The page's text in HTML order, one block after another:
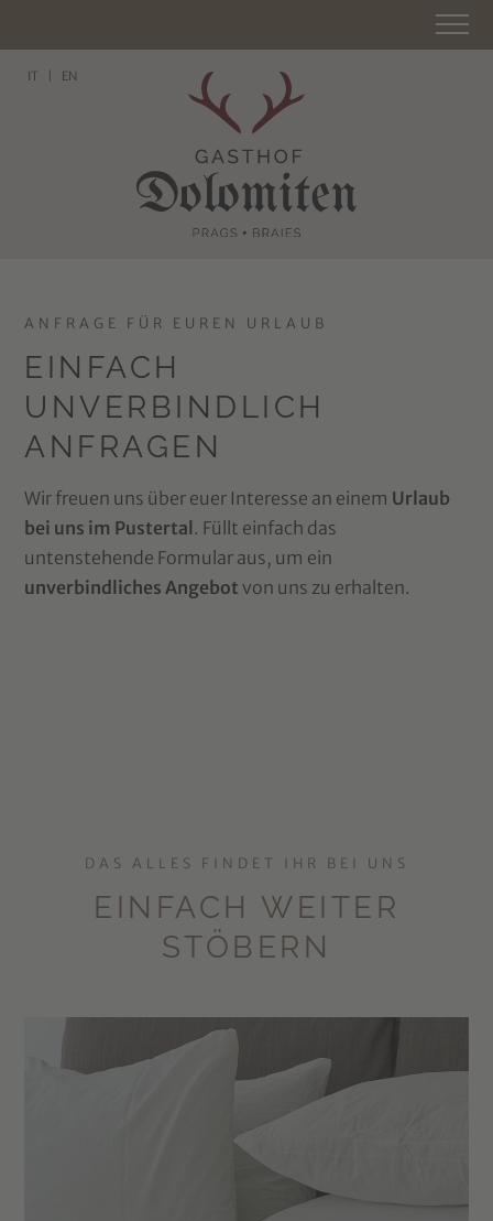
IT EN
ANFRAGE FÜR EUREN URLAUB
EINFACH
UNVERBINDLICH
ANFRAGEN
Wir freuen uns über euer Interesse an einem Urlaub
bei uns im Pustertal. Füllt einfach das
untenstehende Formular aus, um ein
unverbindliches Angebot von uns zu erhalten.
DAS ALLES FINDET IHR BEI UNS
EINFACH WEITER
STÖBERN